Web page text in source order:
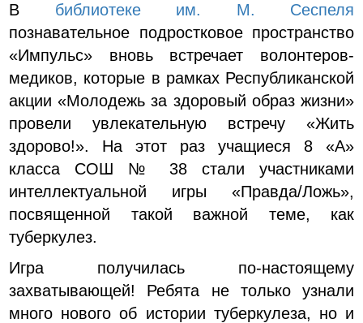
В библиотеке им. М. Сеспеля
познавательное подростковое пространство
«Импульс» вновь встречает волонтеров-
медиков, которые в рамках Республиканской
акции «Молодежь за здоровый образ жизни»
провели увлекательную встречу «Жить
здорово!». На этот раз учащиеся 8 «А»
класса СОШ № 38 стали участниками
интеллектуальной игры «Правда/Ложь»,
посвященной такой важной теме, как
туберкулез.
Игра получилась по-настоящему
захватывающей! Ребята не только узнали
много нового об истории туберкулеза, но и